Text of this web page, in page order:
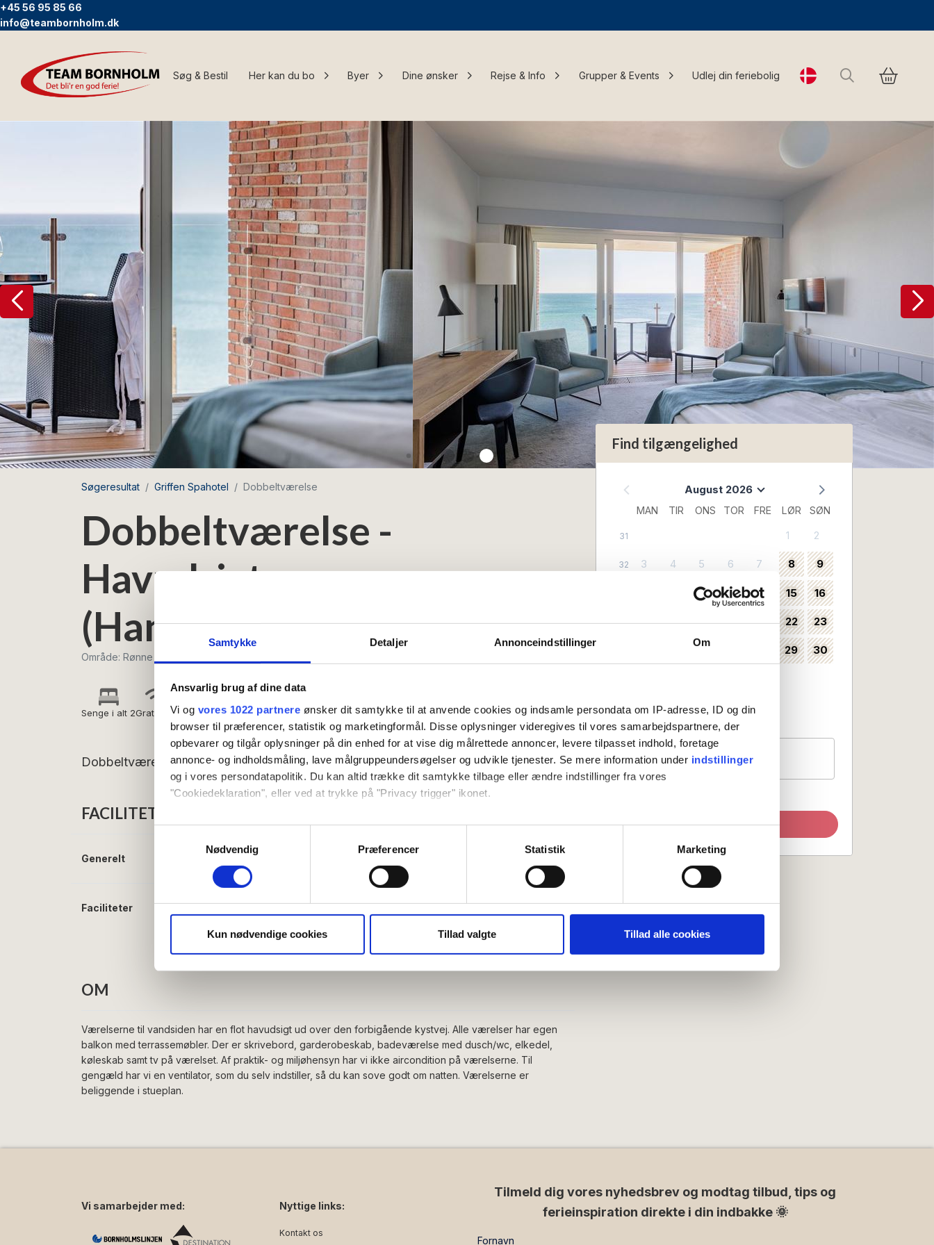
Samtykke Detaljer Annonceindstillinger Om
Ansvarlig brug af dine data
Vi og vores 1022 partnere ønsker dit samtykke til at anvende cookies og indsamle persondata om IP-adresse, ID og din
browser til præferencer, statistik og marketingformål. Disse oplysninger videregives til vores samarbejdspartnere, der
opbevarer og tilgår oplysninger på din enhed for at vise dig målrettede annoncer, levere tilpasset indhold, foretage
annonce- og indholdsmåling, lave målgruppeundersøgelser og udvikle tjenester. Se mere information under indstillinger
og i vores persondatapolitik. Du kan altid trække dit samtykke tilbage eller ændre indstillinger fra vores
"Cookiedeklaration", eller ved at trykke på "Privacy trigger" ikonet.
Hvis du tillader det, vil vi også gerne:
Indsamle præcise oplysninger om din placering, der kan være nøjagtig inden for få meter
Dine valg anvendes på hele websitet.
Vi bruger cookies til at tilpasse vores indhold og annoncer, til at vise dig funktioner til sociale medier og til at analysere
vores trafik. Vi deler også oplysninger om din brug af vores hjemmeside med vores partnere inden for sociale medier,
Nødvendig
Præferencer Statistik Marketing
Kun nødvendige cookies Tillad valgte Tillad alle cookies
+45 56 95 85 66
info@teambornholm.dk
Søg & Bestil Her kan du bo Byer Dine ønsker Rejse & Info Grupper & Events Udlej din feriebolig Change language
Søg
Søgeresultat Griffen Spahotel Dobbeltværelse
Dobbeltværelse -
Havudsigt
(Handicapvenligt)
Område: Rønne
Senge i alt 2Gratis wifi
Dobbeltværelse med havudsigt og balkon (Handicapvenligt)
FACILITETER
Generelt Senge i alt:
Faciliteter Gratis wifi
Altan/terrasse
OM
Værelserne til vandsiden har en flot havudsigt ud over den forbigående kystvej. Alle værelser har egen
balkon med terrassemøbler. Der er skrivebord, garderobeskab, badeværelse med dusch/wc, elkedel,
køleskab samt tv på værelset. Af praktik- og miljøhensyn har vi ikke aircondition på værelserne. Til
gengæld har vi en ventilator, som du selv indstiller, så du kan sove godt om natten. Værelserne er
beliggende i stueplan.
Find tilgængelighed
August 2026
MAN TIR ONS TOR FRE LØR SØN
31 1 2
32 3 4 5 6 7 8 9
12 13 14 15 16
34 17 18 19 20 21 22 23
26 29 30
Kan vælges som ankomstdag
Ankomst ikke mulig
Gæster
1 værelse, 2 personer
Opdater søgning
Vi samarbejder med: Nyttige links:
Kontakt os
Tilmeld dig vores nyhedsbrev og modtag tilbud, tips og
ferieinspiration direkte i din indbakke 🌞
Fornavn